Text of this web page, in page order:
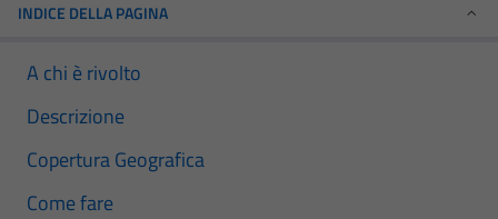
INDICE DELLA PAGINA
A chi è rivolto
Descrizione
Copertura Geografica
Come fare